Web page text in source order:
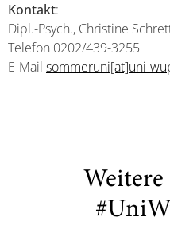
Kontakt:
Dipl.-Psych., Christine
Telefon 0202/439-3255
E-Mail sommeruni[at]uni-